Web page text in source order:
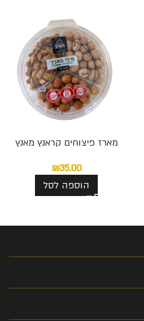
מארז פיצוחים קראנץ מאנץ
₪35.00
הוספה לסל